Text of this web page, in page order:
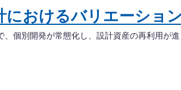
おけるバリエーショ
個別開発が常態化し、設計資産の再利用が